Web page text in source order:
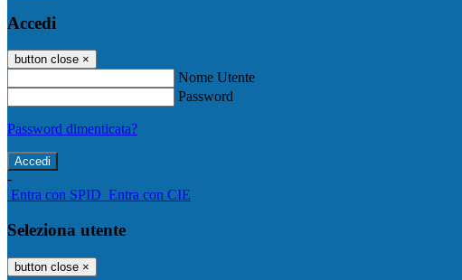
Accedi
button close ×
Nome Utente
Password
Password dimenticata?
-
Entra con SPID Entra con CIE
Seleziona utente
button close ×